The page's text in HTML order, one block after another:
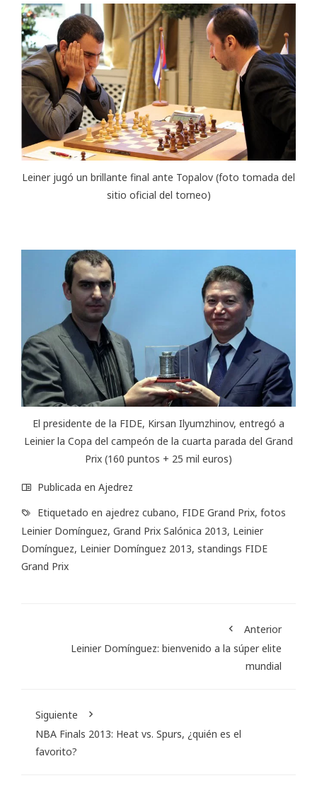
Leiner jugó un brillante final ante Topalov (foto tomada del
sitio oficial del torneo)
El presidente de la FIDE, Kirsan Ilyumzhinov, entregó a
Leinier la Copa del campeón de la cuarta parada del Grand
Prix (160 puntos + 25 mil euros)
Publicada en Ajedrez
Etiquetado en ajedrez cubano, FIDE Grand Prix, fotos
Leinier Domínguez, Grand Prix Salónica 2013, Leinier
Domínguez, Leinier Domínguez 2013, standings FIDE
Grand Prix
Anterior
Leinier Domínguez: bienvenido a la súper elite
mundial
Siguiente
NBA Finals 2013: Heat vs. Spurs, ¿quién es el
favorito?